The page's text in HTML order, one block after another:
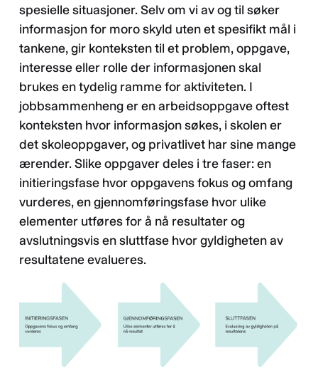
spesielle situasjoner. Selv om vi av og til søker
informasjon for moro skyld uten et spesifikt mål i
tankene, gir konteksten til et problem, oppgave,
interesse eller rolle der informasjonen skal
brukes en tydelig ramme for aktiviteten. I
jobbsammenheng er en arbeidsoppgave oftest
konteksten hvor informasjon søkes, i skolen er
det skoleoppgaver, og privatlivet har sine mange
ærender. Slike oppgaver deles i tre faser: en
initieringsfase hvor oppgavens fokus og omfang
vurderes, en gjennomføringsfase hvor ulike
elementer utføres for å nå resultater og
avslutningsvis en sluttfase hvor gyldigheten av
resultatene evalueres.